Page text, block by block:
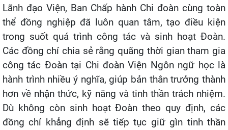
Lãnh đạo Viện, Ban Chấp hành Chi đoàn cùng toàn
thể đồng nghiệp đã luôn quan tâm, tạo điều kiện
trong suốt quá trình công tác và sinh hoạt Đoàn.
Các đồng chí chia sẻ rằng quãng thời gian tham gia
công tác Đoàn tại Chi đoàn Viện Ngôn ngữ học là
hành trình nhiều ý nghĩa, giúp bản thân trưởng thành
hơn về nhận thức, kỹ năng và tinh thần trách nhiệm.
Dù không còn sinh hoạt Đoàn theo quy định, các
đồng chí khẳng định sẽ tiếp tục giữ gìn tinh thần